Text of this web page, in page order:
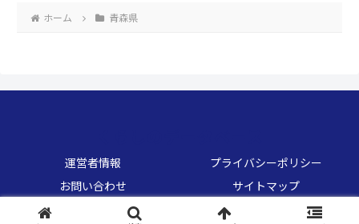
ホーム 青森県
運営者情報
プライバシーポリシー
お問い合わせ
サイトマップ
© 2026 くらしのデータベース.